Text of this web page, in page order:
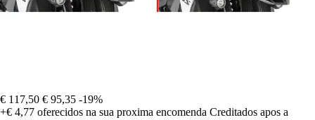
€ 117,50 € 95,35 -19%
+€ 4,77 oferecidos na sua proxima encomenda Creditados apos a